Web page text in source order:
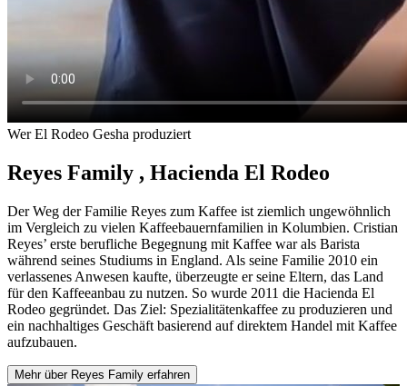
Wer El Rodeo Gesha produziert
Reyes Family , Hacienda El Rodeo
Der Weg der Familie Reyes zum Kaffee ist ziemlich ungewöhnlich
im Vergleich zu vielen Kaffeebauernfamilien in Kolumbien. Cristian
Reyes’ erste berufliche Begegnung mit Kaffee war als Barista
während seines Studiums in England. Als seine Familie 2010 ein
verlassenes Anwesen kaufte, überzeugte er seine Eltern, das Land
für den Kaffeeanbau zu nutzen. So wurde 2011 die Hacienda El
Rodeo gegründet. Das Ziel: Spezialitätenkaffee zu produzieren und
ein nachhaltiges Geschäft basierend auf direktem Handel mit Kaffee
aufzubauen.
Mehr über Reyes Family erfahren